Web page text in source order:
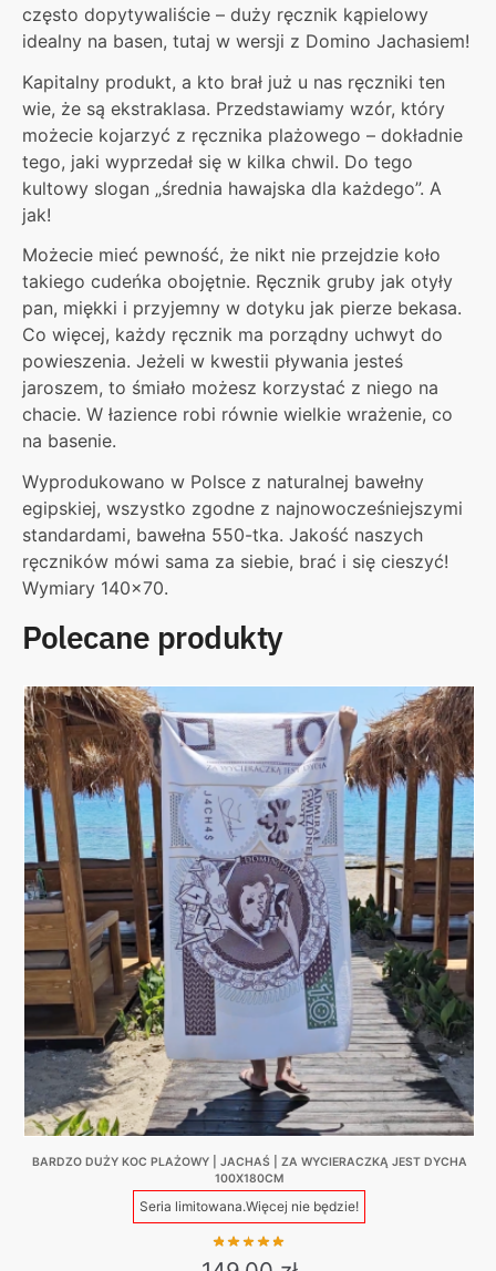
często dopytywaliście – duży ręcznik kąpielowy
idealny na basen, tutaj w wersji z Domino Jachasiem!
Kapitalny produkt, a kto brał już u nas ręczniki ten
wie, że są ekstraklasa. Przedstawiamy wzór, który
możecie kojarzyć z ręcznika plażowego – dokładnie
tego, jaki wyprzedał się w kilka chwil. Do tego
kultowy slogan „średnia hawajska dla każdego”. A
jak!
Możecie mieć pewność, że nikt nie przejdzie koło
takiego cudeńka obojętnie. Ręcznik gruby jak otyły
pan, miękki i przyjemny w dotyku jak pierze bekasa.
Co więcej, każdy ręcznik ma porządny uchwyt do
powieszenia. Jeżeli w kwestii pływania jesteś
jaroszem, to śmiało możesz korzystać z niego na
chacie. W łazience robi równie wielkie wrażenie, co
na basenie.
Wyprodukowano w Polsce z naturalnej bawełny
egipskiej, wszystko zgodne z najnowocześniejszymi
standardami, bawełna 550-tka. Jakość naszych
ręczników mówi sama za siebie, brać i się cieszyć!
Wymiary 140×70.
Polecane produkty
BARDZO DUŻY KOC PLAŻOWY | JACHAŚ | ZA WYCIERACZKĄ JEST DYCHA
100X180CM
Seria limitowana.Więcej nie będzie!